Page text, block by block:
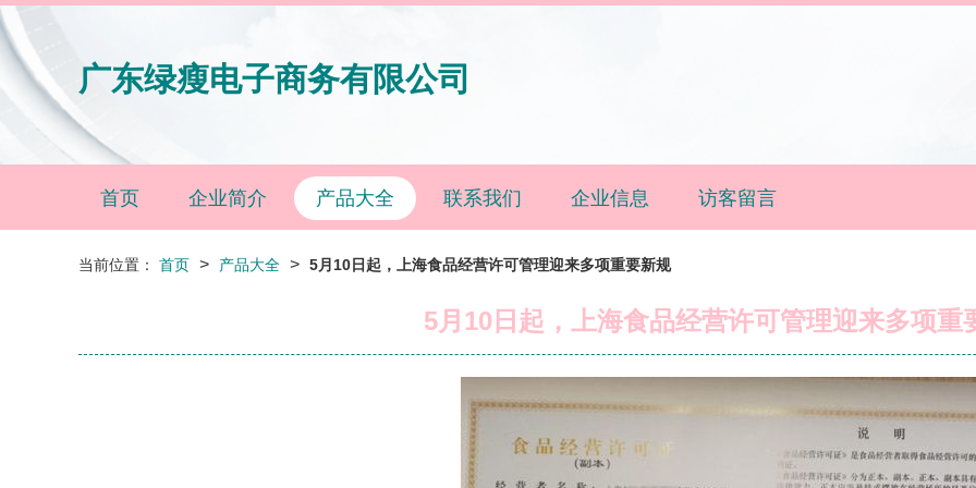
广东绿瘦电子商务有限公司
首页 企业简介 产品大全 联系我们 企业信息 访客留言
当前位置： 首页 > 产品大全 > 5月10日起，上海食品经营许可管理迎来多项重要新规
5月10日起，上海食品经营许可管理迎来多项重